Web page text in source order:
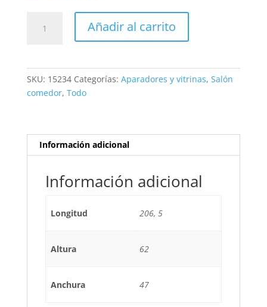
ANAKIN
INTERIOR
Añadir al carrito
SKU: 15234 Categorías: Aparadores y vitrinas, Salón
comedor, Todo
Información adicional
Información adicional
Longitud 206, 5
Altura 62
Anchura 47